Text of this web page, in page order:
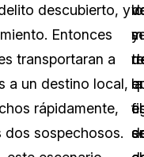
descubierto, y
Entonces
transportaran a
a un destino local,
rápidamente,
dos sospechosos.
y
el
la